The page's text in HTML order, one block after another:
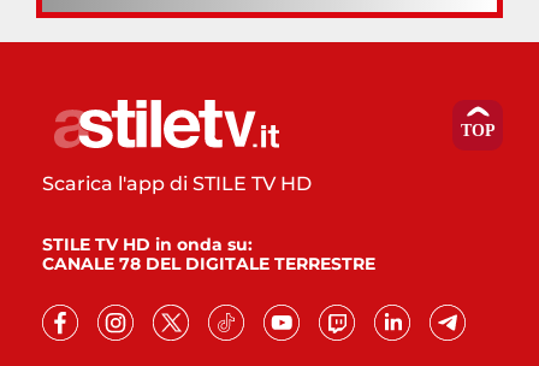
Scarica l'app di STILE TV HD
STILE TV HD in onda su:
CANALE 78 DEL DIGITALE TERRESTRE